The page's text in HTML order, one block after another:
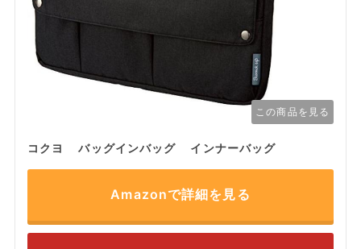
この商品を見る
コクヨ バッグインバッグ インナーバッグ
Amazonで詳細を見る